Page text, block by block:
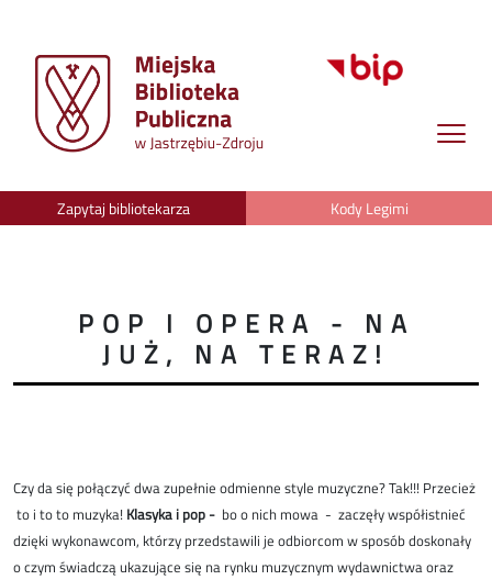
Zapytaj bibliotekarza Kody Legimi
POP I OPERA - NA
JUŻ, NA TERAZ!
Czy da się połączyć dwa zupełnie odmienne style muzyczne? Tak!!! Przecież
to i to to muzyka! Klasyka i pop - bo o nich mowa - zaczęły współistnieć
dzięki wykonawcom, którzy przedstawili je odbiorcom w sposób doskonały
o czym świadczą ukazujące się na rynku muzycznym wydawnictwa oraz